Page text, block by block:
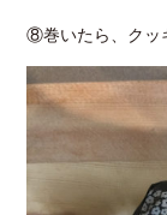
⑧巻いたら、クッ